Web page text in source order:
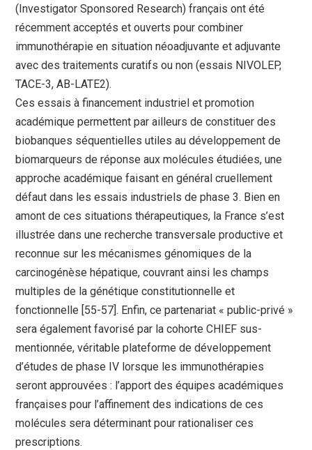
(Investigator Sponsored Research) français ont été
récemment acceptés et ouverts pour combiner
immunothérapie en situation néoadjuvante et adjuvante
avec des traitements curatifs ou non (essais NIVOLEP,
TACE-3, AB-LATE2).
Ces essais à financement industriel et promotion
académique permettent par ailleurs de constituer des
biobanques séquentielles utiles au développement de
biomarqueurs de réponse aux molécules étudiées, une
approche académique faisant en général cruellement
défaut dans les essais industriels de phase 3. Bien en
amont de ces situations thérapeutiques, la France s’est
illustrée dans une recherche transversale productive et
reconnue sur les mécanismes génomiques de la
carcinogénèse hépatique, couvrant ainsi les champs
multiples de la génétique constitutionnelle et
fonctionnelle [55-57]. Enfin, ce partenariat « public-privé »
sera également favorisé par la cohorte CHIEF sus-
mentionnée, véritable plateforme de développement
d’études de phase IV lorsque les immunothérapies
seront approuvées : l’apport des équipes académiques
françaises pour l’affinement des indications de ces
molécules sera déterminant pour rationaliser ces
prescriptions.